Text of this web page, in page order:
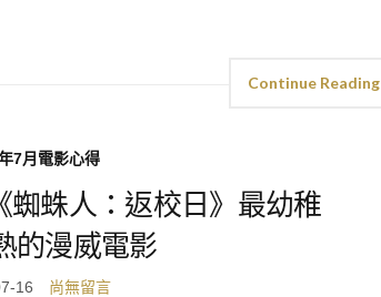
Continue Reading
7月電影心得
蜘蛛人：返校日》最幼稚
的漫威電影
16 尚無留言